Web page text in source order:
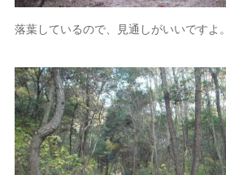
落葉しているので、見通しがいいですよ。